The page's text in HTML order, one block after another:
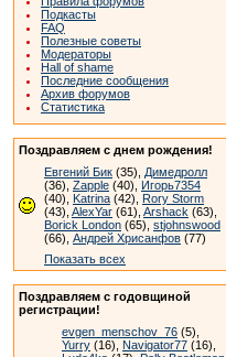
Подкасты
FAQ
Полезные советы
Модераторы
Hall of shame
Последние сообщения
Архив форумов
Статистика
Поздравляем с днем рождения!
Евгений Бик (35), Димедролл
(36), Zapple (40), Игорь7354
(40), Katrina (42), Rory Storm
(43), AlexYar (61), Arshack (63),
Borick London (65), stjohnswood
(66), Андрей Хрисанфов (77)
Показать всех
Поздравляем с годовщиной
регистрации!
evgen_menschov_76 (5),
Yurry (16), Navigator77 (16),